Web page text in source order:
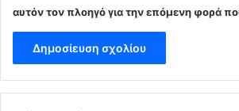
αυτόν τον πλοηγό για την επόμενη φορά